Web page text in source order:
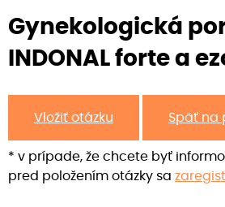
Gynekologická
INDONAL forte a
Vložiť otázku Späť na
* v prípade, že chcete byť
pred položením otázky sa